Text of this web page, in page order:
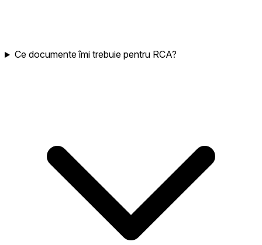
Ce documente îmi trebuie pentru RCA?